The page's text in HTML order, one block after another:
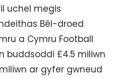
uchel megis
Bêl-droed
a Cymru Football
buddsoddi £4.5 miliwn
ar gyfer gwneud